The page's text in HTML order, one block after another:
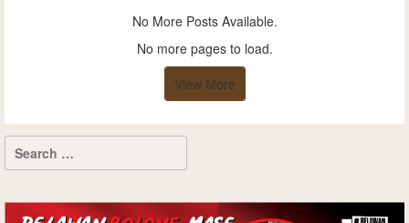
No More Posts Available.
No more pages to load.
View More